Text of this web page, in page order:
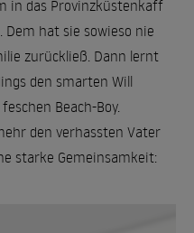
in das Provinzküstenkaff
hat sie sowieso nie
zurückließ. Dann lernt
den smarten Will
Beach-Boy.
den verhassten Vater
starke Gemeinsamkeit: